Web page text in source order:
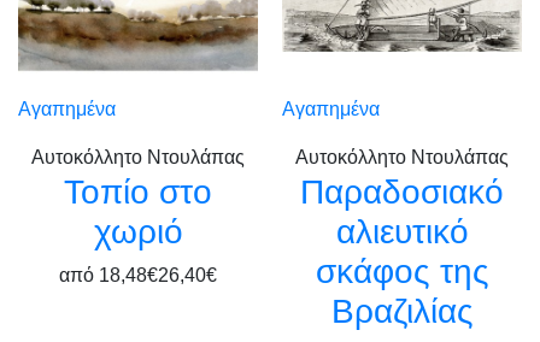
Αγαπημένα
Αυτοκόλλητο Ντουλάπας
Τοπίο στο
χωριό
από 18,48€26,40€
Αγαπημένα
Αυτοκόλλητο Ντουλάπας
Παραδοσιακό
αλιευτικό
σκάφος της
Βραζιλίας